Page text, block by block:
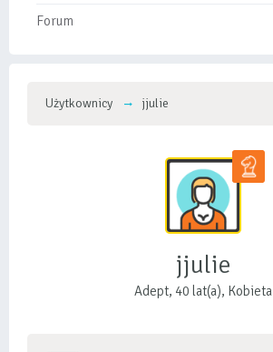
Forum
Użytkownicy jjulie
jjulie
Adept, 40 lat(a), Kobieta